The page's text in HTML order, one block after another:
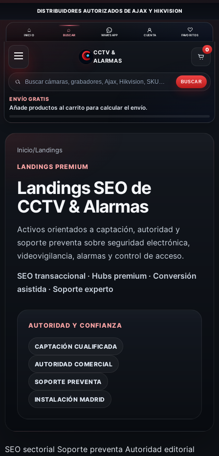
DISTRIBUIDORES AUTORIZADOS DE AJAX Y HIKVISION
⌂
INICIO
⌕
BUSCAR WHATSAPP CUENTA
♡
FAVORITOS
ABRIR
MENÚ
CCTV &
ALARMAS
Buscar
productos
BUSCAR
0
ENVÍO GRATIS
Añade productos al carrito para calcular el envío.
Inicio/Landings
LANDINGS PREMIUM
Landings SEO de
CCTV & Alarmas
Activos orientados a captación, autoridad y
soporte preventa sobre seguridad electrónica,
videovigilancia, alarmas y control de acceso.
SEO transaccional · Hubs premium · Conversión
asistida · Soporte experto
AUTORIDAD Y CONFIANZA
CAPTACIÓN CUALIFICADA
AUTORIDAD COMERCIAL
SOPORTE PREVENTA
INSTALACIÓN MADRID
SEO sectorial Soporte preventa Autoridad editorial